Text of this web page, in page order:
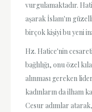
vurgulamaktadır.
aşarak İslam'ın
birçok kişiyi bu yeni
Hz. Hatice'nin
bağlılığı, onu özel
alınması gereken
kadınların da ilham
Cesur adımlar